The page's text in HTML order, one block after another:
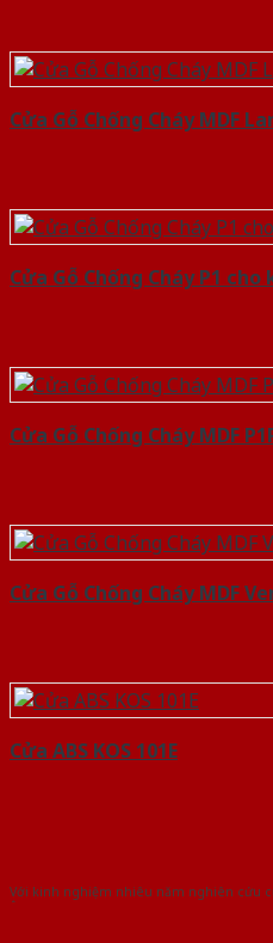
Cửa Gỗ Chống Cháy MDF
Cửa Gỗ Chống Cháy P1 cho
Cửa Gỗ Chống Cháy MDF
Cửa Gỗ Chống Cháy MDF
Cửa ABS KOS 101E
Với kinh nghiệm nhiêu năm nghiên cứu